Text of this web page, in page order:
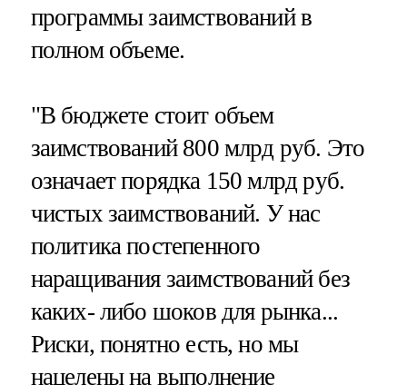
программы заимствований в
полном объеме.
"В бюджете стоит объем
заимствований 800 млрд руб. Это
означает порядка 150 млрд руб.
чистых заимствований. У нас
политика постепенного
наращивания заимствований без
каких- либо шоков для рынка...
Риски, понятно есть, но мы
нацелены на выполнение